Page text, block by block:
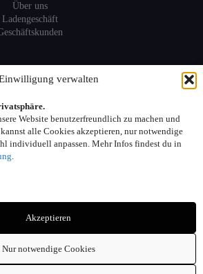
verwalten
Website benutzerfreundlich zu machen und
alle Cookies akzeptieren, nur notwendige
individuell anpassen. Mehr Infos findest du in
.
Akzeptieren
Nur notwendige Cookies
Über uns
Ladengeschäft
Information
Sitemap
FAQ
Strasse 6, 10439 Berlin
weine.de